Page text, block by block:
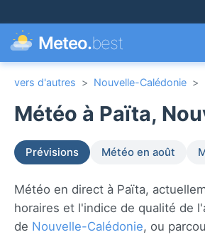
Meteo.best
vers d'autres > Nouvelle-Calédonie >
Météo à Païta,
Prévisions Météo en août
Météo en direct à Païta,
horaires et l'indice de qualité de
de Nouvelle-Calédonie, ou